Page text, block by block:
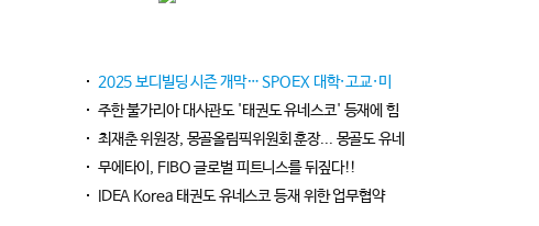
2025 보디빌딩 시즌 개막… SPOEX 대학·고교·미
주한 불가리아 대사관도 '태권도 유네스코' 등재에 힘
최재춘 위원장, 몽골올림픽위원회 훈장... 몽골도 유네
무에타이, FIBO 글로벌 피트니스를 뒤짚다!!
IDEA Korea 태권도 유네스코 등재 위한 업무협약